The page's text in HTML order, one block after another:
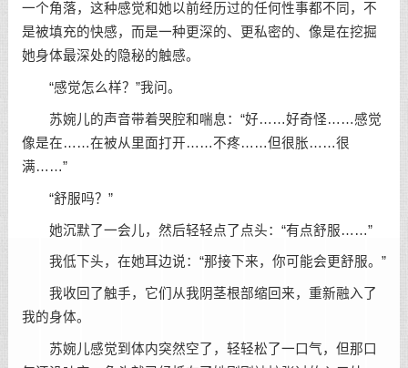
一个角落，这种感觉和她以前经历过的任何性事都不同，不
是被填充的快感，而是一种更深的、更私密的、像是在挖掘
她身体最深处的隐秘的触感。
“感觉怎么样？”我问。
苏婉儿的声音带着哭腔和喘息：“好……好奇怪……感觉
像是在……在被从里面打开……不疼……但很胀……很
满……”
“舒服吗？”
她沉默了一会儿，然后轻轻点了点头：“有点舒服……”
我低下头，在她耳边说：“那接下来，你可能会更舒服。”
我收回了触手，它们从我阴茎根部缩回来，重新融入了
我的身体。
苏婉儿感觉到体内突然空了，轻轻松了一口气，但那口